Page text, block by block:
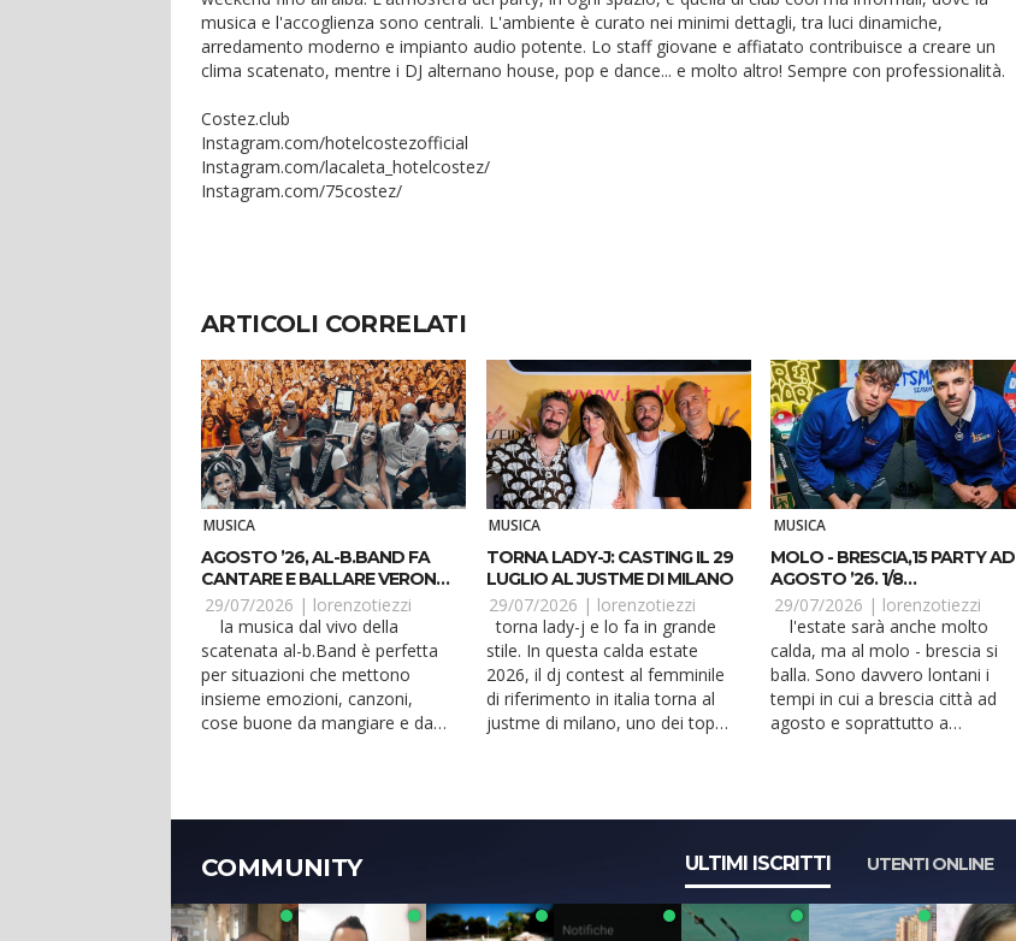
musica e l'accoglienza sono centrali. L'ambiente è curato nei minimi dettagli, tra luci dinamiche,
arredamento moderno e impianto audio potente. Lo staff giovane e affiatato contribuisce a creare un
clima scatenato, mentre i DJ alternano house, pop e dance... e molto altro! Sempre con professionalità.
Costez.club
Instagram.com/hotelcostezofficial
Instagram.com/lacaleta_hotelcostez/
Instagram.com/75costez/
ARTICOLI CORRELATI
MUSICA
AGOSTO ’26, AL-B.BAND FA
CANTARE E BALLARE VERONA
E JESOLO
29/07/2026 | lorenzotiezzi
scatenata al-b.Band è perfetta
per situazioni che mettono
insieme emozioni, canzoni,
cose buone da mangiare e da
MUSICA
TORNA LADY-J: CASTING IL 29
LUGLIO AL JUSTME DI MILANO
29/07/2026 | lorenzotiezzi
torna lady-j e lo fa in grande
stile. In questa calda estate
2026, il dj contest al femminile
di riferimento in italia torna al
justme di milano, uno dei top
MUSICA
MOLO - BRESCIA,15 PARTY AD
AGOSTO ’26. 1/8
STREETSMART
29/07/2026 | lorenzotiezzi
calda, ma al molo - brescia si
balla. Sono davvero lontani i
tempi in cui a brescia città ad
agosto e soprattutto a
COMMUNITY ULTIMI ISCRITTI UTENTI ONLINE